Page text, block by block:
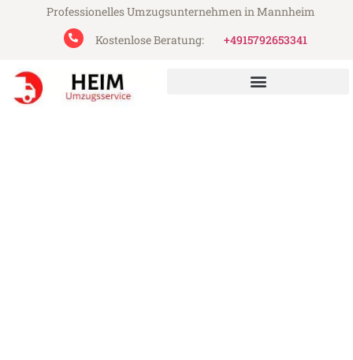
Professionelles Umzugsunternehmen in Mannheim
Kostenlose Beratung:
+4915792653341